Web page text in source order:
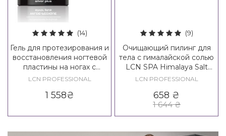
(14)
Гель для протезирования и
восстановления ногтевой
пластины на ногах с
серебром LCN WILDE-
LCN PROFESSIONAL
1 558₴
(9)
Очищающий пилинг для
тела с гималайской солью
LCN SPA Himalaya Salt
Peeling
LCN PROFESSIONAL
658 ₴
1 644₴